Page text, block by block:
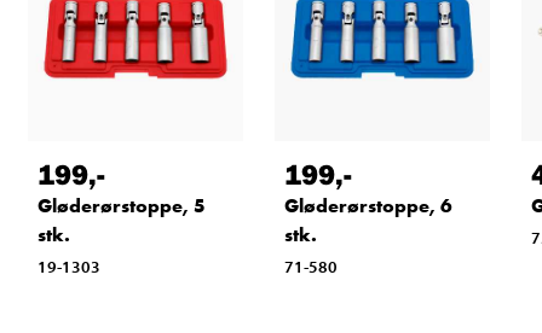
199,-
Gløderørstoppe, 5
stk.
19-1303
199,-
Gløderørstoppe, 6
stk.
71-580